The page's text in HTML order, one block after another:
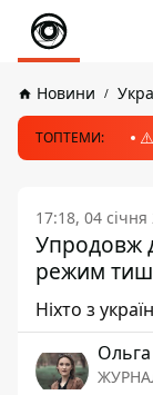
Новини
ТОПТЕМИ:
17:18, 04 січня
Упродовж
режим
Ніхто з